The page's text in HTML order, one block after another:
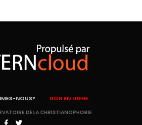
NOUS? DON EN LIGNE
DE LA CHRISTIANOPHOBIE